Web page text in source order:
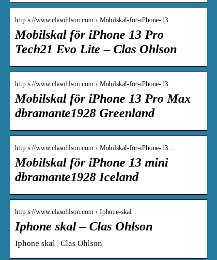
http s://www.clasohlson.com › Mobilskal-för-iPhone-13…
Mobilskal för iPhone 13 Pro
Tech21 Evo Lite – Clas Ohlson
http s://www.clasohlson.com › Mobilskal-för-iPhone-13…
Mobilskal för iPhone 13 Pro Max
dbramante1928 Greenland
http s://www.clasohlson.com › Mobilskal-för-iPhone-13…
Mobilskal för iPhone 13 mini
dbramante1928 Iceland
http s://www.clasohlson.com › Iphone-skal
Iphone skal – Clas Ohlson
Iphone skal | Clas Ohlson